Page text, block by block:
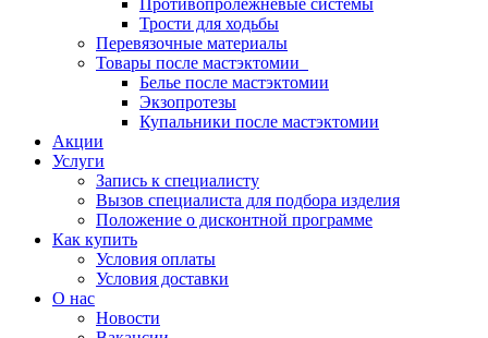
Противопролежневые системы
Трости для ходьбы
Перевязочные материалы
Товары после мастэктомии
Белье после мастэктомии
Экзопротезы
Купальники после мастэктомии
Акции
Услуги
Запись к специалисту
Вызов специалиста для подбора изделия
Положение о дисконтной программе
Как купить
Условия оплаты
Условия доставки
О нас
Новости